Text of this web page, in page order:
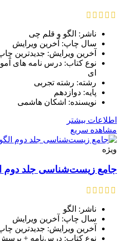
ناشر: الگو و قلم چی
سال چاپ: آخرین ویرایش
آخرین ویرایش: جدیدترین
نوع کتاب: درس نامه های
ای
رشته: رشته تجربی
پایه: دوازدهم
نویسنده: اشکان هاشمی
اطلاعات بیشتر
مشاهده سریع
ویژه
جامع زیست‌شناسی جلد دوم
ناشر: الگو
سال چاپ: آخرین ویرایش
آخرین ویرایش: جدیدترین
نوع کتاب: درس‌نا‌مه + پرسش‌